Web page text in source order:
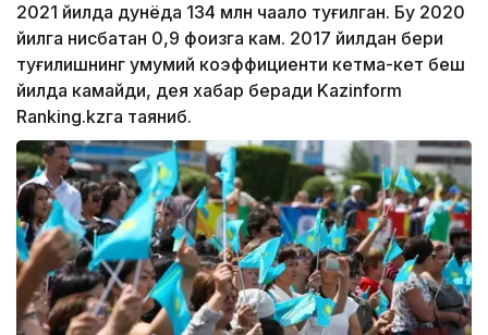
2021 йилда дунёда 134 млн чақалоқ туғилган. Бу 2020
йилга нисбатан 0,9 фоизга кам. 2017 йилдан бери
туғилишнинг умумий коэффициенти кетма-кет беш
йилда камайди, дея хабар беради Kazinform
Ranking.kzга таяниб.